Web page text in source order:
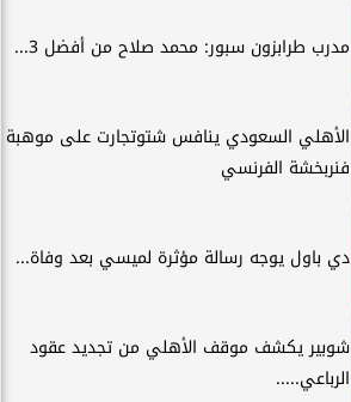
مدرب طرابزون سبور: محمد صلاح من أفضل 3...
الأهلي السعودي ينافس شتوتجارت على موهبة
فنربخشة الفرنسي
دي باول يوجه رسالة مؤثرة لميسي بعد وفاة...
شوبير يكشف موقف الأهلي من تجديد عقود
الرباعي.....